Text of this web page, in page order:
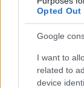
Opted Out
Google
I want to
related to
device
hetvenkettedik